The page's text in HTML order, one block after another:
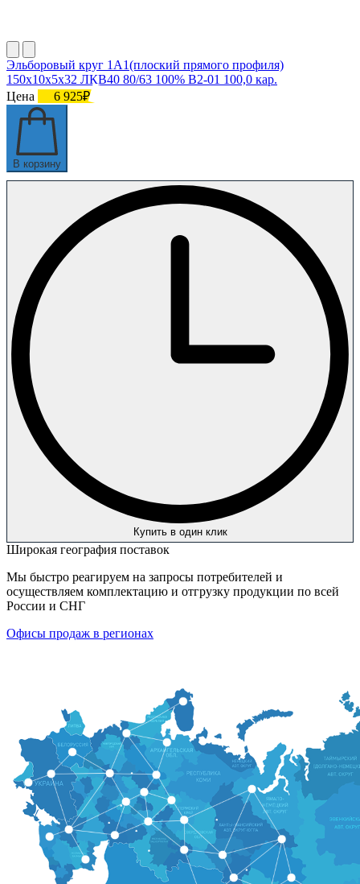
Эльборовый круг 1А1(плоский прямого профиля)
150х10х5х32 ЛКВ40 80/63 100% В2-01 100,0 кар.
Цена
6 925₽
В корзину
Купить в один клик
Широкая география поставок
Мы быстро реагируем на запросы потребителей и
осуществляем комплектацию и отгрузку продукции по всей
России и СНГ
Офисы продаж в регионах